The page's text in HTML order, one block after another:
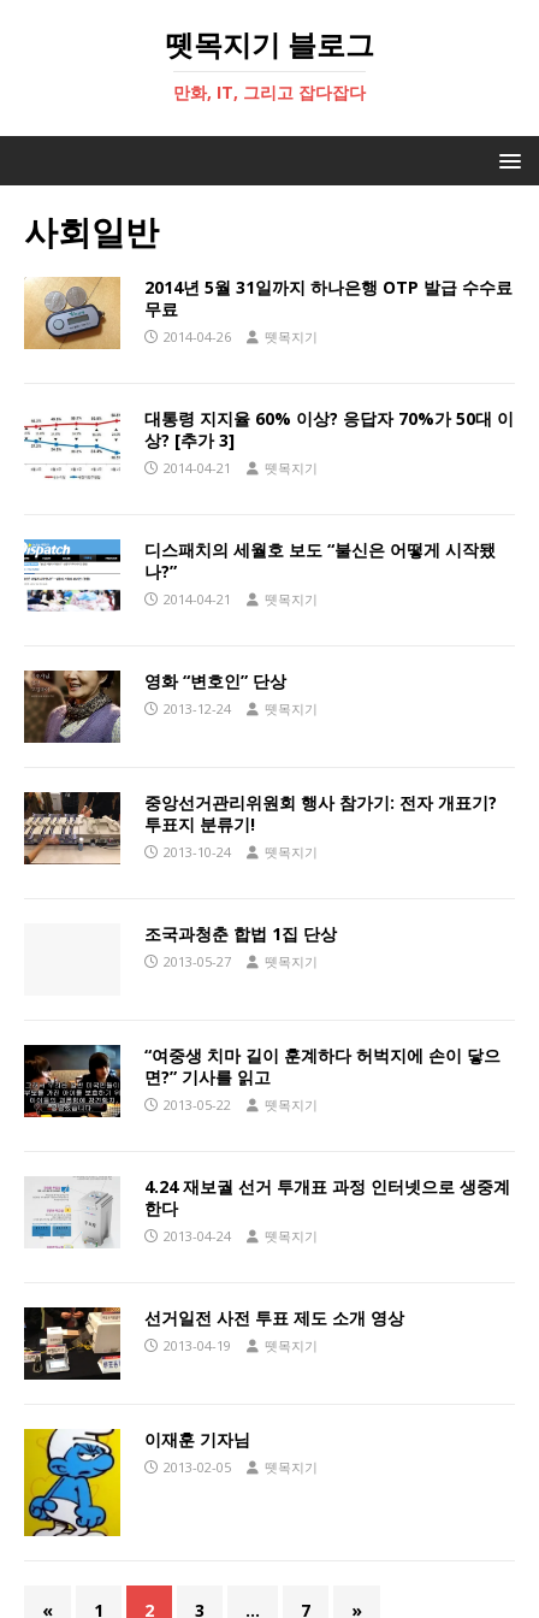
뗏목지기 블로그
만화, IT, 그리고 잡다잡다
사회일반
2014년 5월 31일까지 하나은행 OTP 발급 수수료
무료
2014-04-26 뗏목지기
대통령 지지율 60% 이상? 응답자 70%가 50대 이
상? [추가 3]
2014-04-21 뗏목지기
디스패치의 세월호 보도 “불신은 어떻게 시작됐
나?”
2014-04-21 뗏목지기
영화 “변호인” 단상
2013-12-24 뗏목지기
중앙선거관리위원회 행사 참가기: 전자 개표기?
투표지 분류기!
2013-10-24 뗏목지기
조국과청춘 합법 1집 단상
2013-05-27 뗏목지기
“여중생 치마 길이 훈계하다 허벅지에 손이 닿으
면?” 기사를 읽고
2013-05-22 뗏목지기
4.24 재보궐 선거 투개표 과정 인터넷으로 생중계
한다
2013-04-24 뗏목지기
선거일전 사전 투표 제도 소개 영상
2013-04-19 뗏목지기
이재훈 기자님
2013-02-05 뗏목지기
« 1 2 3 … 7 »